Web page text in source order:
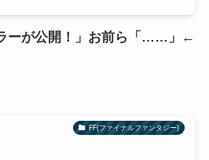
ラーが公開！」お前ら「……」←
FF(ファイナルファンタジー)